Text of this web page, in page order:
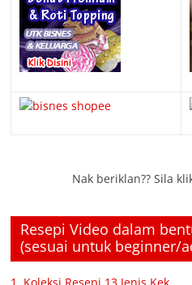
Nak beriklan?? Sila
Resepi Video dalam
(sesuai untuk beginner/